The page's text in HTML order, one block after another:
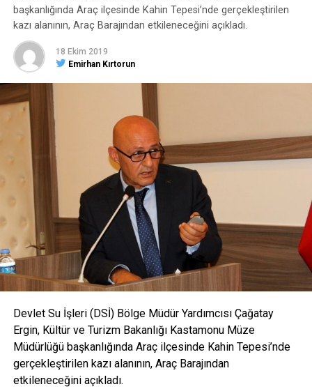
başkanlığında Araç ilçesinde Kahin Tepesi’nde gerçekleştirilen
kazı alanının, Araç Barajından etkileneceğini açıkladı.
18 Ekim 2019
Emirhan Kırtorun
Devlet Su İşleri (DSİ) Bölge Müdür Yardımcısı Çağatay
Ergin, Kültür ve Turizm Bakanlığı Kastamonu Müze
Müdürlüğü başkanlığında Araç ilçesinde Kahin Tepesi’nde
gerçekleştirilen kazı alanının, Araç Barajından
etkileneceğini açıkladı.